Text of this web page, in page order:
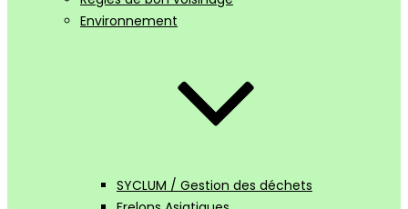
Environnement
SYCLUM / Gestion des déchets